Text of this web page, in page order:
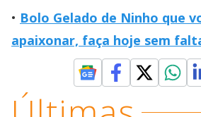
Bolo Gelado de Ninho que
apaixonar, faça hoje sem